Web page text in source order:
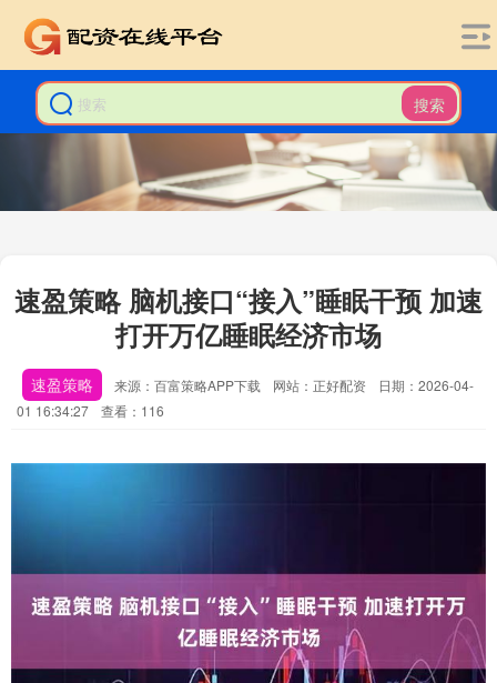
搜索
速盈策略 脑机接口“接入”睡眠干预 加速
打开万亿睡眠经济市场
速盈策略 来源：百富策略APP下载 网站：正好配资
日期：2026-04-
01 16:34:27
查看：116